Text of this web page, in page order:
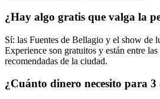
¿Hay algo gratis que valga la
Sí: las Fuentes de Bellagio y el show de
Experience son gratuitos y están entre las
recomendadas de la ciudad.
¿Cuánto dinero necesito para 3